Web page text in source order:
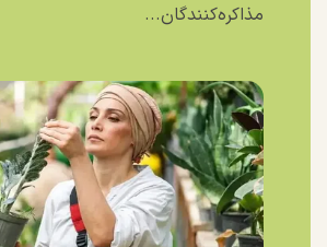
مذاکره‌کنندگان...